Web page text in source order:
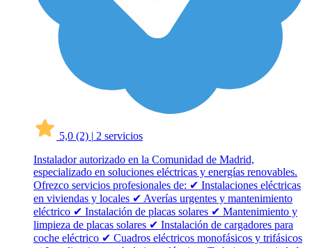
5,0 (2) | 2 servicios
Instalador autorizado en la Comunidad de Madrid,
especializado en soluciones eléctricas y energías renovables.
Ofrezco servicios profesionales de: ✔ Instalaciones eléctricas
en viviendas y locales ✔ Averías urgentes y mantenimiento
eléctrico ✔ Instalación de placas solares ✔ Mantenimiento y
limpieza de placas solares ✔ Instalación de cargadores para
coche eléctrico ✔ Cuadros eléctricos monofásicos y trifásicos